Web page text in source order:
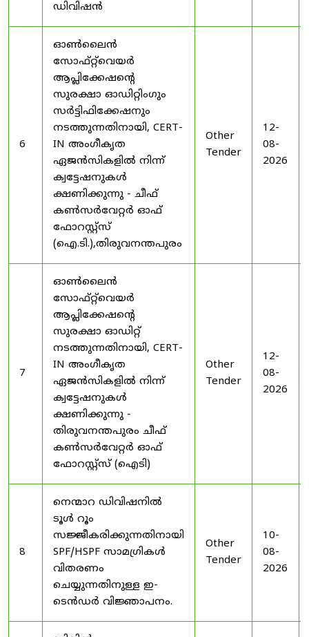
ഡിവിഷൻ
6
ഓൺലൈൻ
സോഫ്റ്റ്‌വെയർ
ആപ്ലിക്കേഷന്റെ
സുരക്ഷാ ഓഡിറ്റിംഗും
സർട്ടിഫിക്കേഷനും
നടത്തുന്നതിനായി, CERT-
IN അംഗീകൃത
ഏജൻസികളിൽ നിന്ന്
ക്വട്ടേഷനുകൾ
ക്ഷണിക്കുന്നു - ചീഫ്
കൺസർവേറ്റർ ഓഫ്
ഫോറസ്റ്റ്സ്
(ഐ.ടി.),തിരുവനന്തപുരം
Other
Tender
12-
08-
2026
7
ഓൺലൈൻ
സോഫ്റ്റ്‌വെയർ
ആപ്ലിക്കേഷന്റെ
സുരക്ഷാ ഓഡിറ്റ്
നടത്തുന്നതിനായി, CERT-
IN അംഗീകൃത
ഏജൻസികളിൽ നിന്ന്
ക്വട്ടേഷനുകൾ
ക്ഷണിക്കുന്നു -
തിരുവനന്തപുരം ചീഫ്
കൺസർവേറ്റർ ഓഫ്
ഫോറസ്റ്റ്സ് (ഐടി)
Other
Tender
12-
08-
2026
8
നെന്മാറ ഡിവിഷനിൽ
ടൂൾ റൂം
സജ്ജീകരിക്കുന്നതിനായി
SPF/HSPF സാമഗ്രികൾ
വിതരണം
ചെയ്യുന്നതിനുള്ള ഇ-
ടെൻഡർ വിജ്ഞാപനം.
Other
Tender
10-
08-
2026